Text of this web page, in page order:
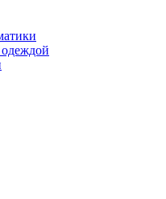
одеждой